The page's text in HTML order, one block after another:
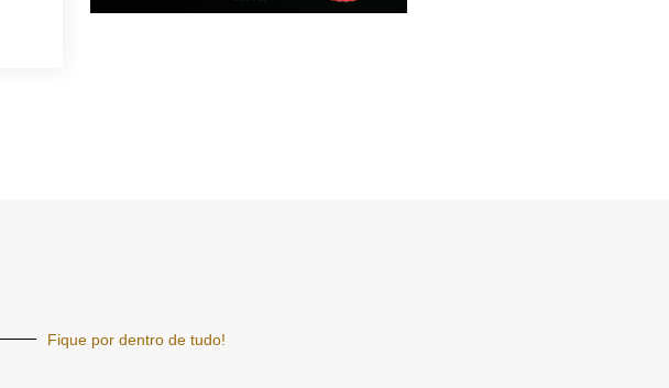
Fique por dentro de tudo!